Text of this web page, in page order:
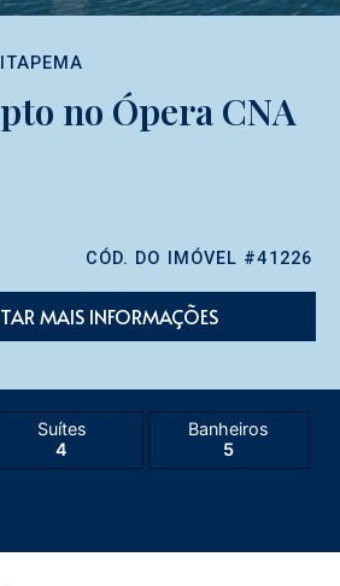
ITAPEMA
no Ópera CNA
CÓD. DO IMÓVEL #41226
MAIS INFORMAÇÕES
Suítes
4
Banheiros
5